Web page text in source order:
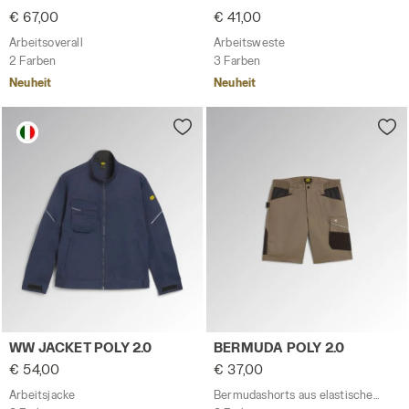
€ 67,00
Arbeitsoverall
2 Farben
Neuheit
€ 41,00
Arbeitsweste
3 Farben
Neuheit
Arbeitsjacke WW JACKET POLY 2.0 MARINEBLAU - Utility
WW JACKET POLY 2.0
€ 54,00
Arbeitsjacke
Bermudashorts aus
BERMUDA POLY 2.0
€ 37,00